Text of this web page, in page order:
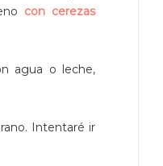
con cerezas
agua o leche,
Intentaré ir